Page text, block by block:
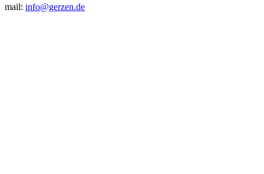
mail: info@gerzen.de